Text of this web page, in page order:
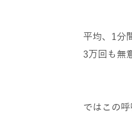
平均、1分
3万回も無
ではこの